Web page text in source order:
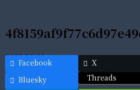
2021.10.29
Facebook
X
Bluesky
Threads